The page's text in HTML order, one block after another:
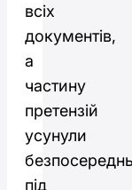
всіх
документів,
а
частину
претензій
усунули
під